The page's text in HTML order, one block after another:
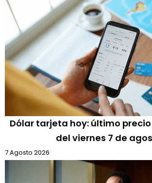
Dólar tarjeta hoy: último
del viernes 7 de
7 Agosto 2026